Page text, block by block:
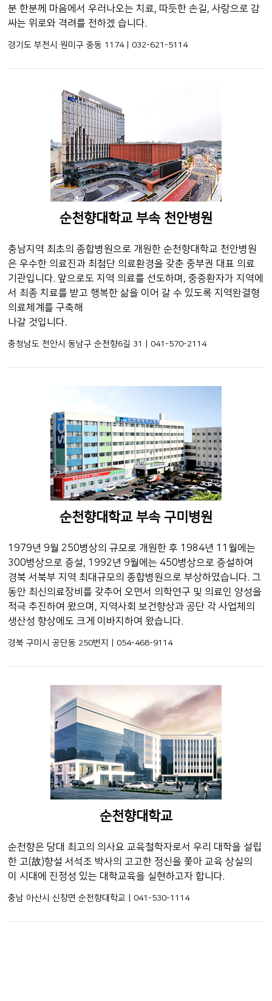
분 한분께 마음에서 우러나오는 치료, 따듯한 손길, 사랑으로 감
싸는 위로와 격려를 전하겠 습니다.
경기도 부천시 원미구 중동 1174 | 032-621-5114
순천향대학교 부속 천안병원
충남지역 최초의 종합병원으로 개원한 순천향대학교 천안병원
은 우수한 의료진과 최첨단 의료환경을 갖춘 중부권 대표 의료
기관입니다. 앞으로도 지역 의료를 선도하며, 중증환자가 지역에
서 최종 치료를 받고 행복한 삶을 이어 갈 수 있도록 지역완결형
의료체계를 구축해
나갈 것입니다.
충청남도 천안시 동남구 순천향6길 31 | 041-570-2114
순천향대학교 부속 구미병원
1979년 9월 250병상의 규모로 개원한 후 1984년 11월에는
300병상으로 증설, 1992년 9월에는 450병상으로 증설하여
경북 서북부 지역 최대규모의 종합병원으로 부상하였습니다. 그
동안 최신의료장비를 갖추어 오면서 의학연구 및 의료인 양성을
적극 추진하여 왔으며, 지역사회 보건향상과 공단 각 사업체의
생산성 향상에도 크게 이바지하여 왔습니다.
경북 구미시 공단동 250번지 | 054-468-9114
순천향대학교
순천향은 당대 최고의 의사요 교육철학자로서 우리 대학을 설립
한 고(故)향설 서석조 박사의 고고한 정신을 쫓아 교육 상실의
이 시대에 진정성 있는 대학교육을 실현하고자 합니다.
충남 아산시 신창면 순천향대학교 | 041-530-1114